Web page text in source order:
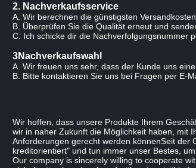
2. Nachverkaufsservice
A. Wir berechnen die günstigsten
B. Überprüfen Sie die Qualität erneut und
C. Ich schicke dir die Nachverfolgungsnummer
3Nachverkaufswahl
A. Wir freuen uns sehr, dass der Kunde uns
B. Bitte kontaktieren Sie uns bei Fragen per E-
Wir hoffen, dass unsere Produkte Ihrem
wir in naher Zukunft die Möglichkeit haben, mit
Anforderungen gerecht werden könnenSeit der
kreditorientiert" und tun immer unser Bestes,
Our company is sincerely willing to cooperate